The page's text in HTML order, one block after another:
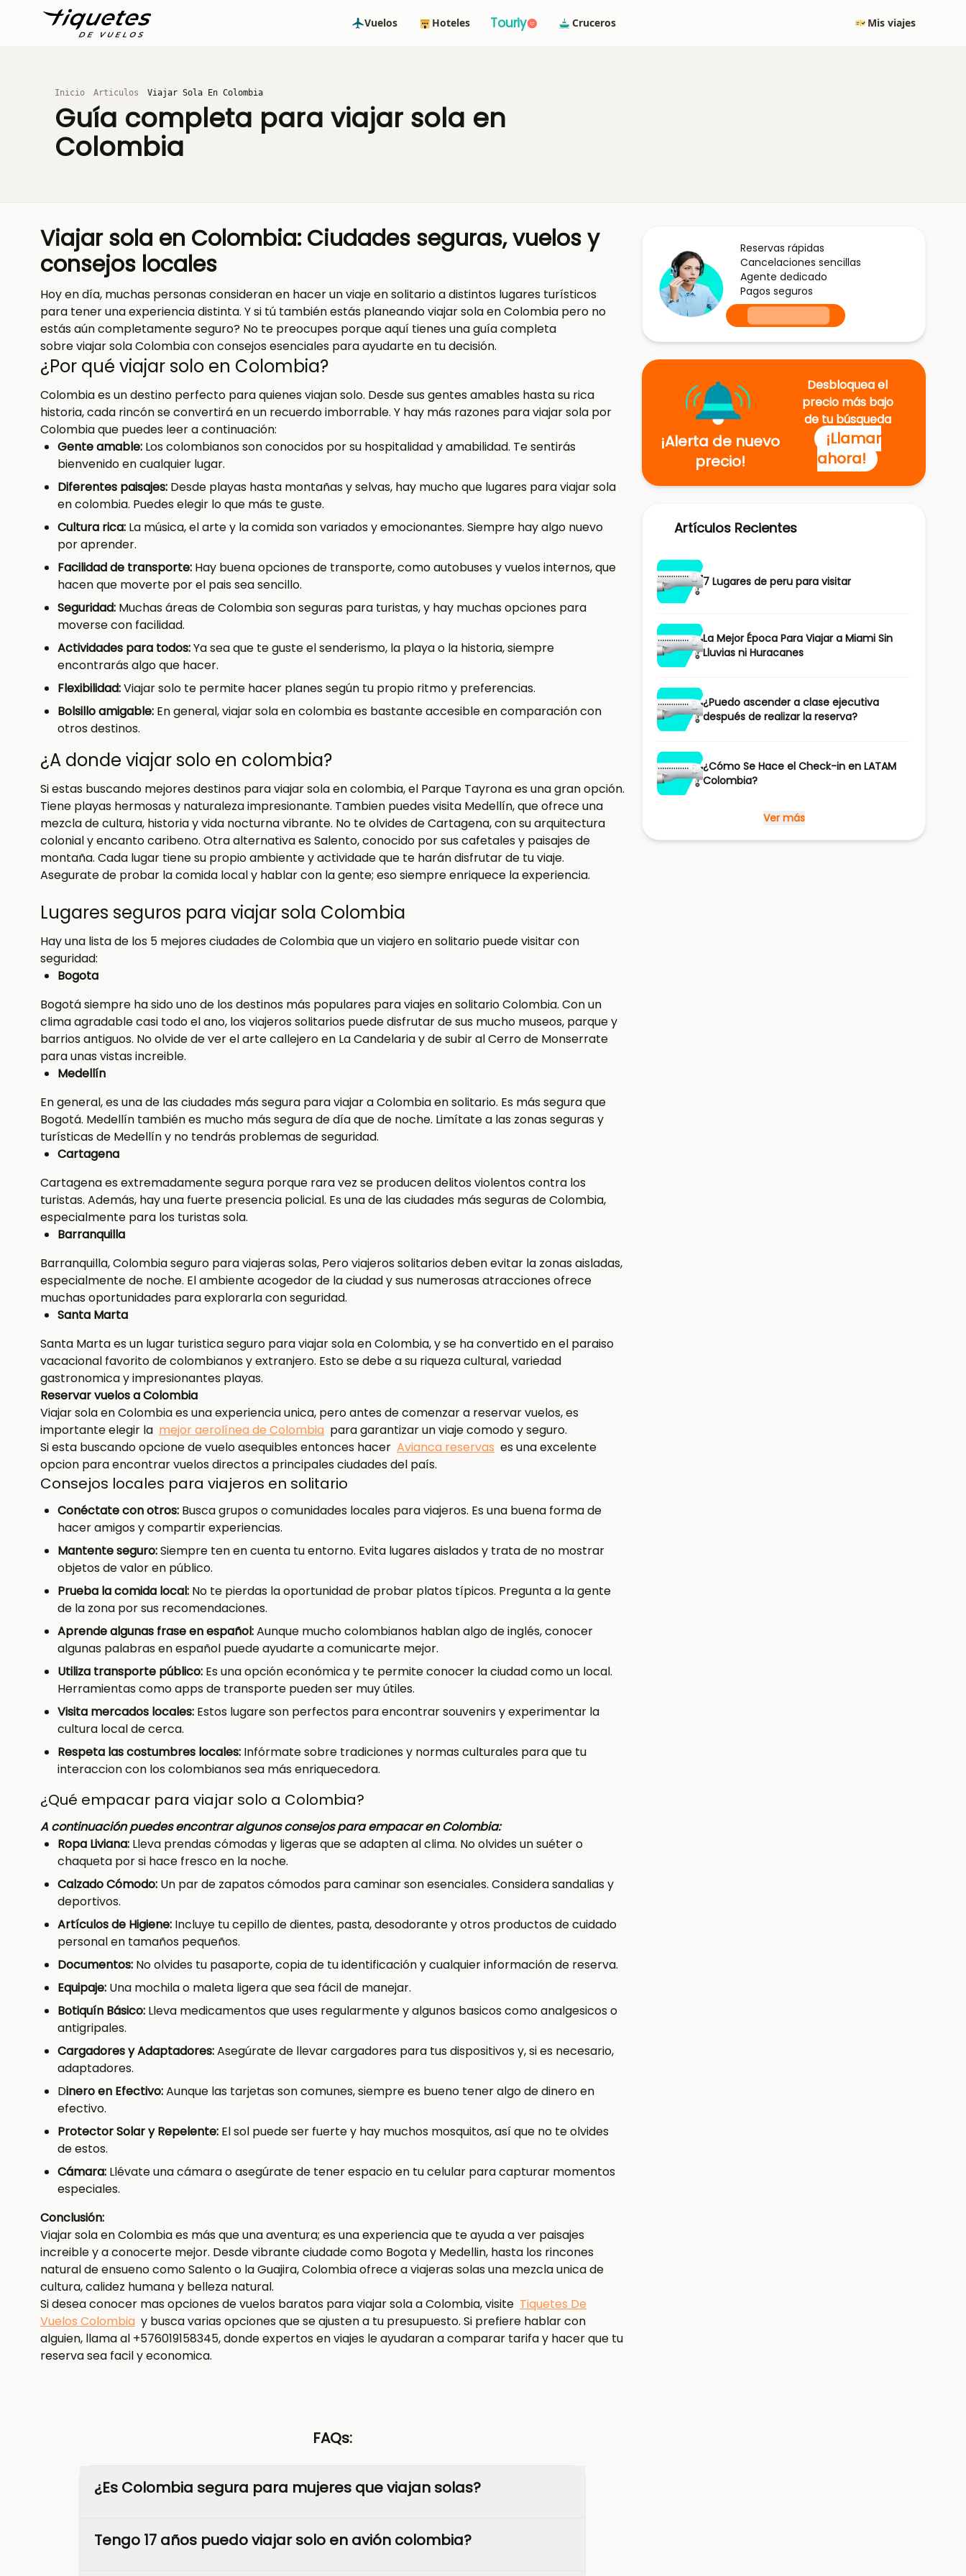
Vuelos Hoteles Touriy Cruceros Mis viajes
Inicio Articulos Viajar Sola En Colombia
Guía completa para viajar sola en
Colombia
Viajar sola en Colombia: Ciudades seguras, vuelos y
consejos locales
Hoy en día, muchas personas consideran en hacer un viaje en solitario a distintos lugares turísticos
para tener una experiencia distinta. Y si tú también estás planeando viajar sola en Colombia pero no
estás aún completamente seguro? No te preocupes porque aquí tienes una guía completa
sobre viajar sola Colombia con consejos esenciales para ayudarte en tu decisión.
¿Por qué viajar solo en Colombia?
Colombia es un destino perfecto para quienes viajan solo. Desde sus gentes amables hasta su rica
historia, cada rincón se convertirá en ⁤un recuerdo imborrable. Y hay más razones para viajar sola ⁢por
Colombia que puedes leer a continuación:
Gente amable: Los colombianos son conocidos por su hospitalidad y amabilidad. Te sentirás
bienvenido en cualquier lugar.
Diferentes paisajes: Desde playas hasta montañas y selvas, hay mucho que lugares para viajar sola
en colombia. Puedes elegir lo que más te guste.
Cultura rica: La música, el arte y la comida son variados y emocionantes. Siempre hay algo nuevo
por aprender.
Facilidad de transporte: Hay buena opciones de transporte, como autobuses y vuelos internos, que
hacen que moverte por el pais sea sencillo.
Seguridad: Muchas áreas de Colombia son seguras para turistas, y hay muchas opciones para
moverse con facilidad.
Actividades para todos:Ya sea que te guste el senderismo, la playa o la historia, siempre
encontrarás algo que hacer.
Flexibilidad:Viajar solo te permite hacer planes según tu propio ritmo y preferencias.
Bolsillo amigable: En general, viajar sola en colombia es bastante accesible en comparación con
otros destinos.
¿A donde viajar solo en colombia?
Si estas buscando mejores destinos para viajar sola en colombia, el Parque Tayrona es una gran opción.
Tiene playas hermosas y naturaleza impresionante. Tambien puedes visita Medellín, que ofrece una
mezcla de cultura, historia y vida nocturna vibrante. No te olvides de Cartagena, con su arquitectura
colonial y encanto caribeno. Otra alternativa es Salento, conocido por sus cafetales y paisajes de
montaña. Cada lugar tiene su propio ambiente y actividade que te harán disfrutar de tu viaje.
Asegurate de probar la comida local y hablar con la gente; eso siempre enriquece la experiencia.
Lugares seguros para viajar sola Colombia
Hay una lista de los 5 mejores ciudades de Colombia que un viajero en solitario puede visitar con
seguridad:
Bogota
Bogotá siempre ha sido uno de los destinos más populares para viajes en solitario Colombia. Con un
clima agradable casi todo el ano, los viajeros solitarios puede disfrutar de sus mucho museos, parque y
barrios antiguos. No olvide de ver el arte callejero en La Candelaria y de subir al Cerro de Monserrate
para unas vistas increible.
Medellín
En general, es una de las ciudades más segura para viajar a Colombia en solitario. Es más segura que
Bogotá. Medellín también es mucho más segura de día que de noche. Limítate a las zonas seguras y
turísticas de Medellín y no tendrás problemas de seguridad.
Cartagena
Cartagena es extremadamente segura porque rara vez se producen delitos violentos contra los
turistas. Además, hay una fuerte presencia policial. Es una de las ciudades más seguras de Colombia,
especialmente para los turistas sola.
Barranquilla
Barranquilla, Colombia seguro para viajeras solas, Pero viajeros solitarios deben evitar la zonas aisladas,
especialmente de noche. El ambiente acogedor de la ciudad y sus numerosas atracciones ofrece
muchas oportunidades para explorarla con seguridad.
Santa Marta
Santa Marta es un lugar turistica seguro para viajar sola en Colombia, y se ha convertido en el paraiso
vacacional favorito de colombianos y extranjero. Esto se debe a su riqueza cultural, variedad
gastronomica y impresionantes playas.
Reservar vuelos a Colombia
Viajar sola en Colombia es una experiencia unica, pero antes de comenzar a reservar vuelos, es
importante elegir la mejor aerolínea de Colombia para garantizar un viaje comodo y seguro.
Si esta buscando opcione de vuelo asequibles entonces hacer Avianca reservas es una excelente
opcion para encontrar vuelos directos a principales ciudades del país.
Consejos locales para viajeros en solitario
Conéctate con otros: Busca grupos o comunidades locales para viajeros. Es una buena forma de
hacer amigos y compartir experiencias.
Mantente seguro:Siempre ten en cuenta tu entorno. Evita lugares aislados y trata de no mostrar
objetos de valor en público.
Prueba la comida local: No te pierdas la oportunidad de probar platos típicos. Pregunta a la gente
de la zona por sus recomendaciones.
Aprende algunas frase en español:Aunque mucho colombianos hablan algo de inglés, conocer
algunas palabras en español puede ayudarte a comunicarte mejor.
Utiliza transporte público: Es una opción económica y te permite conocer la ciudad como un local.
Herramientas como apps de transporte pueden ser muy útiles.
Visita mercados locales: Estos lugare son perfectos para encontrar souvenirs y experimentar la
cultura local de cerca.
Respeta las costumbres locales: Infórmate sobre tradiciones y normas culturales para que tu
interaccion con los colombianos sea más enriquecedora.
¿Qué empacar para viajar solo a Colombia?
A continuación puedes encontrar algunos consejos para empacar en Colombia:
Ropa Liviana: Lleva prendas cómodas y ligeras que se adapten al clima. No olvides un suéter o
chaqueta por si hace fresco en la noche.
Calzado Cómodo: Un par de zapatos cómodos para caminar son esenciales. Considera sandalias y
deportivos.
Artículos de Higiene: Incluye tu cepillo de dientes, pasta, desodorante y otros productos de cuidado
personal en tamaños pequeños.
Documentos: No olvides tu pasaporte, copia de tu identificación y cualquier información de reserva.
Equipaje: Una mochila o maleta ligera que sea fácil de manejar.
Botiquín Básico: Lleva medicamentos que uses regularmente y algunos basicos como analgesicos o
antigripales.
Cargadores y Adaptadores:Asegúrate de llevar cargadores para tus dispositivos y, si es necesario,
adaptadores.
Dinero en Efectivo:Aunque las tarjetas son comunes, siempre es bueno tener algo de dinero en
efectivo.
Protector Solar y Repelente: El sol puede ser fuerte y hay muchos mosquitos, así que no te olvides
de estos.
Cámara: Llévate una cámara o asegúrate de tener espacio en tu celular para capturar momentos
especiales.
Conclusión:
Viajar sola en Colombia es más que una aventura; es una experiencia que te ayuda a ver paisajes
increible y a conocerte mejor. Desde vibrante ciudade como Bogota y Medellin, hasta los rincones
natural de ensueno como Salento o la Guajira, Colombia ofrece a viajeras solas una mezcla unica de
cultura, calidez humana y belleza natural.
Si desea conocer mas opciones de vuelos baratos para viajar sola a Colombia, visite Tiquetes De
Vuelos Colombia y busca varias opciones que se ajusten a tu presupuesto. Si prefiere hablar con
alguien, llama al +576019158345, donde expertos en viajes le ayudaran a comparar tarifa y hacer que tu
reserva sea facil y economica.
FAQs:
¿Es Colombia segura para mujeres que viajan solas?
Tengo 17 años puedo viajar solo en avión colombia?
Reservas rápidas
Cancelaciones sencillas
Agente dedicado
Pagos seguros
¡Alerta de nuevo
precio!
Desbloquea el
precio más bajo
de tu búsqueda
¡Llamar
ahora!
Artículos Recientes
7 Lugares de peru para visitar
La Mejor Época Para Viajar a Miami Sin
Lluvias ni Huracanes
¿Puedo ascender a clase ejecutiva
después de realizar la reserva?
¿Cómo Se Hace el Check-in en LATAM
Colombia?
Ver más